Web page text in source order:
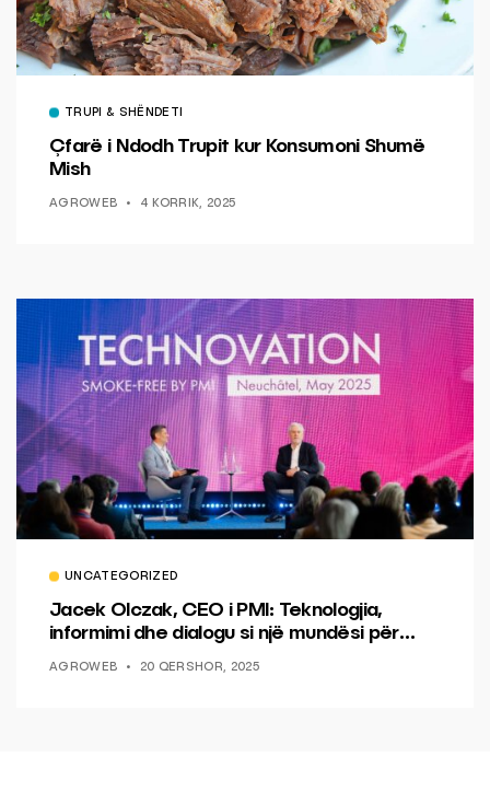
TRUPI & SHËNDETI
Çfarë i Ndodh Trupit kur Konsumoni Shumë
Mish
AGROWEB 4 KORRIK, 2025
UNCATEGORIZED
Jacek Olczak, CEO i PMI: Teknologjia,
informimi dhe dialogu si një mundësi për
AGROWEB 20 QERSHOR, 2025